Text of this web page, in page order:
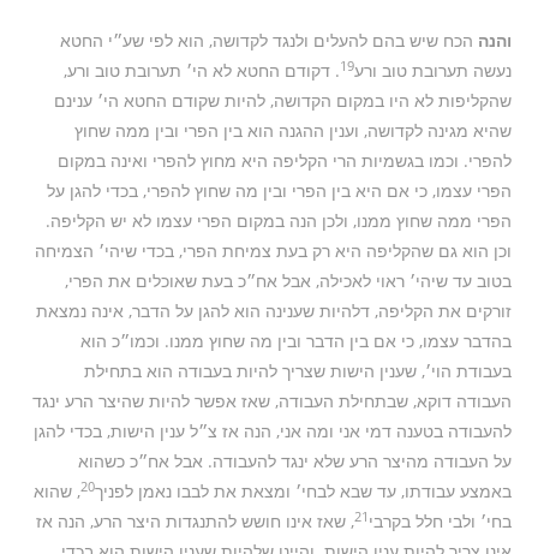
והנה הכח שיש בהם להעלים ולנגד לקדושה, הוא לפי שע״י החטא
נעשה תערובת טוב ורע19. דקודם החטא לא הי׳ תערובת טוב ורע,
שהקליפות לא היו במקום הקדושה, להיות שקודם החטא הי׳ ענינם
שהיא מגינה לקדושה, וענין ההגנה הוא בין הפרי ובין ממה שחוץ
להפרי. וכמו בגשמיות הרי הקליפה היא מחוץ להפרי ואינה במקום
הפרי עצמו, כי אם היא בין הפרי ובין מה שחוץ להפרי, בכדי להגן על
הפרי ממה שחוץ ממנו, ולכן הנה במקום הפרי עצמו לא יש הקליפה.
וכן הוא גם שהקליפה היא רק בעת צמיחת הפרי, בכדי שיהי׳ הצמיחה
בטוב עד שיהי׳ ראוי לאכילה, אבל אח״כ בעת שאוכלים את הפרי,
זורקים את הקליפה, דלהיות שענינה הוא להגן על הדבר, אינה נמצאת
בהדבר עצמו, כי אם בין הדבר ובין מה שחוץ ממנו. וכמו״כ הוא
בעבודת הוי׳, שענין הישות שצריך להיות בעבודה הוא בתחילת
העבודה דוקא, שבתחילת העבודה, שאז אפשר להיות שהיצר הרע ינגד
להעבודה בטענה דמי אני ומה אני, הנה אז צ״ל ענין הישות, בכדי להגן
על העבודה מהיצר הרע שלא ינגד להעבודה. אבל אח״כ כשהוא
באמצע עבודתו, עד שבא לבחי׳ ומצאת את לבבו נאמן לפניך20, שהוא
בחי׳ ולבי חלל בקרבי 21, שאז אינו חושש להתנגדות היצר הרע, הנה אז